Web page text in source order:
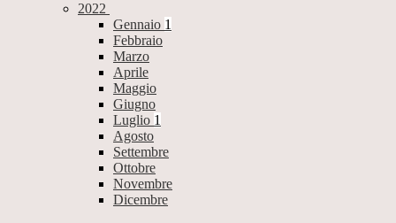
2022
Gennaio 1
Febbraio
Marzo
Aprile
Maggio
Giugno
Luglio 1
Agosto
Settembre
Ottobre
Novembre
Dicembre